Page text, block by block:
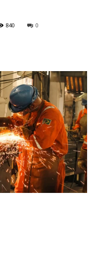
840 0